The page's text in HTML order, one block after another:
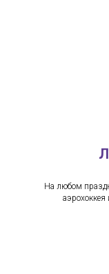
На любом